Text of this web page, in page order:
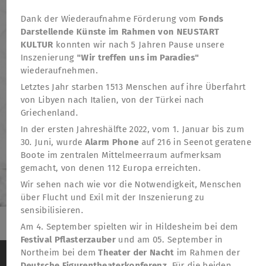
Dank der Wiederaufnahme Förderung vom Fonds
Darstellende Künste im Rahmen von NEUSTART
KULTUR konnten wir nach 5 Jahren Pause unsere
Inszenierung "Wir treffen uns im Paradies"
wiederaufnehmen.
Letztes Jahr starben 1513 Menschen auf ihre Überfahrt
von Libyen nach Italien, von der Türkei nach
Griechenland.
In der ersten Jahreshälfte 2022, vom 1. Januar bis zum
30. Juni, wurde Alarm Phone auf 216 in Seenot geratene
Boote im zentralen Mittelmeerraum aufmerksam
gemacht, von denen 112 Europa erreichten.
Wir sehen nach wie vor die Notwendigkeit, Menschen
über Flucht und Exil mit der Inszenierung zu
sensibilisieren.
Am 4. September spielten wir in Hildesheim bei dem
Festival Pflasterzauber und am 05. September in
Northeim bei demTheater der Nacht im Rahmen der
TheatreFragile
Newsletter . Spenden . Förderung . Kontakt
Wir verwenden Cookies, um das Besucherverhalten
auf der Website anonym zu messen
Weitere